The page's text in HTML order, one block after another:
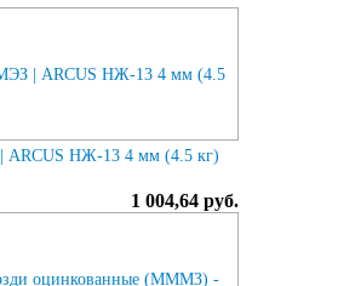
ARCUS НЖ-13 4 мм (4.5 кг)
1 004,64 руб.